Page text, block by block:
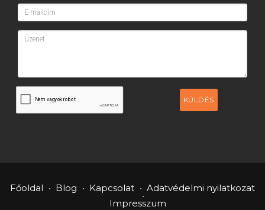
KÜLDÉS
Főoldal Blog Kapcsolat
Adatvédelmi nyilatkozat
Impresszum